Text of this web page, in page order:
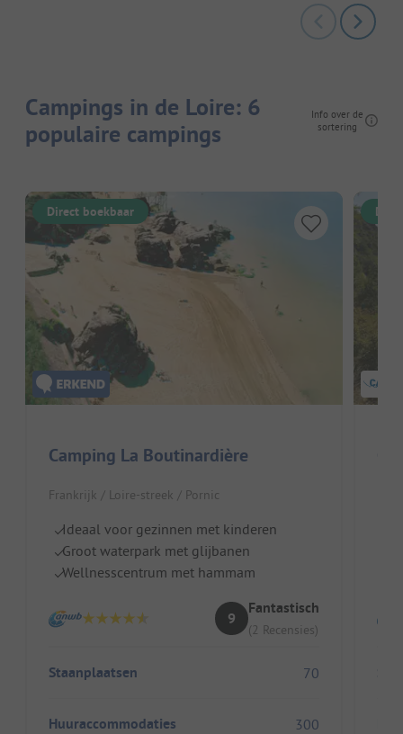
Campings in de Loire: 6
populaire campings
Info over de
sortering
Direct boekbaar
Camping La Boutinardière
Frankrijk / Loire-streek / Pornic
Ideaal voor gezinnen met kinderen
Groot waterpark met glijbanen
Wellnesscentrum met hammam
9
Fantastisch
(2 Recensies)
Staanplaatsen 70
Huuraccommodaties 300